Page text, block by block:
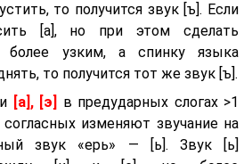
то получится звук [ъ]. Если
[а], но при этом сделать
более узким, а спинку языка
то получится тот же звук [ъ].
[а], [э]
в предударных слогах >1
согласных изменяют звучание на
звук «ерь» — [ь]. Звук [ь]